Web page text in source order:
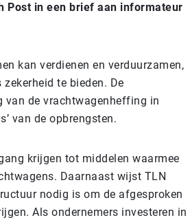
Post in een brief aan informateur
kan verdienen en verduurzamen,
te bieden. De
van de vrachtwagenheffing in
van de opbrengsten.
krijgen tot middelen waarmee
Daarnaast wijst TLN
nodig is om de afgesproken
Als ondernemers investeren in